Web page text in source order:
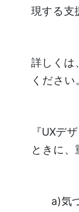
現する支
詳しくは
ください
『UXデ
ときに、
a)気